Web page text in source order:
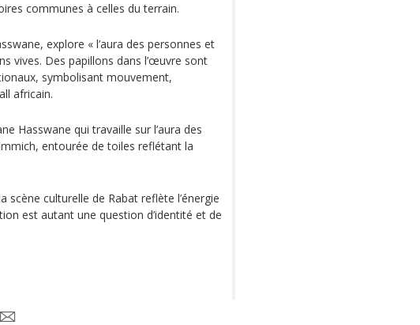
communes à celles du terrain.
explore « l’aura des personnes et
vives. Des papillons dans l’œuvre sont
symbolisant mouvement,
africain.
Hasswane qui travaille sur l’aura des
entourée de toiles reflétant la
scène culturelle de Rabat reflète l’énergie
est autant une question d’identité et de